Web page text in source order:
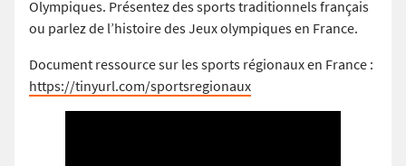
Olympiques. Présentez des sports traditionnels français
ou parlez de l’histoire des Jeux olympiques en France.
Document ressource sur les sports régionaux en France :
https://tinyurl.com/sportsregionaux